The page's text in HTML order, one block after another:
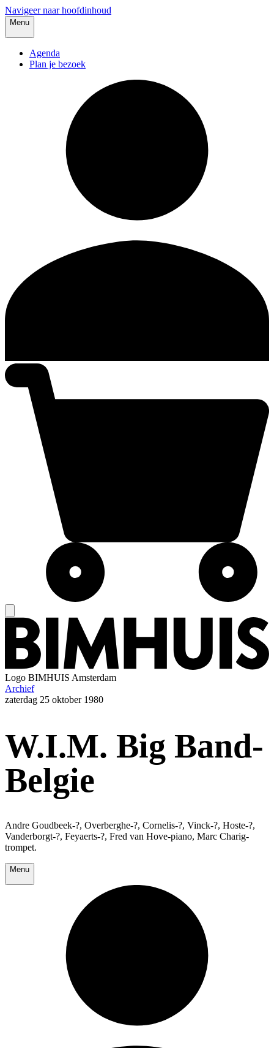
Navigeer naar hoofdinhoud
Menu
Agenda
Plan je bezoek
Logo BIMHUIS Amsterdam
Archief
zaterdag 25 oktober 1980
W.I.M. Big Band-
Belgie
Andre Goudbeek-?, Overberghe-?, Cornelis-?, Vinck-?, Hoste-?,
Vanderborgt-?, Feyaerts-?, Fred van Hove-piano, Marc Charig-
trompet.
Menu